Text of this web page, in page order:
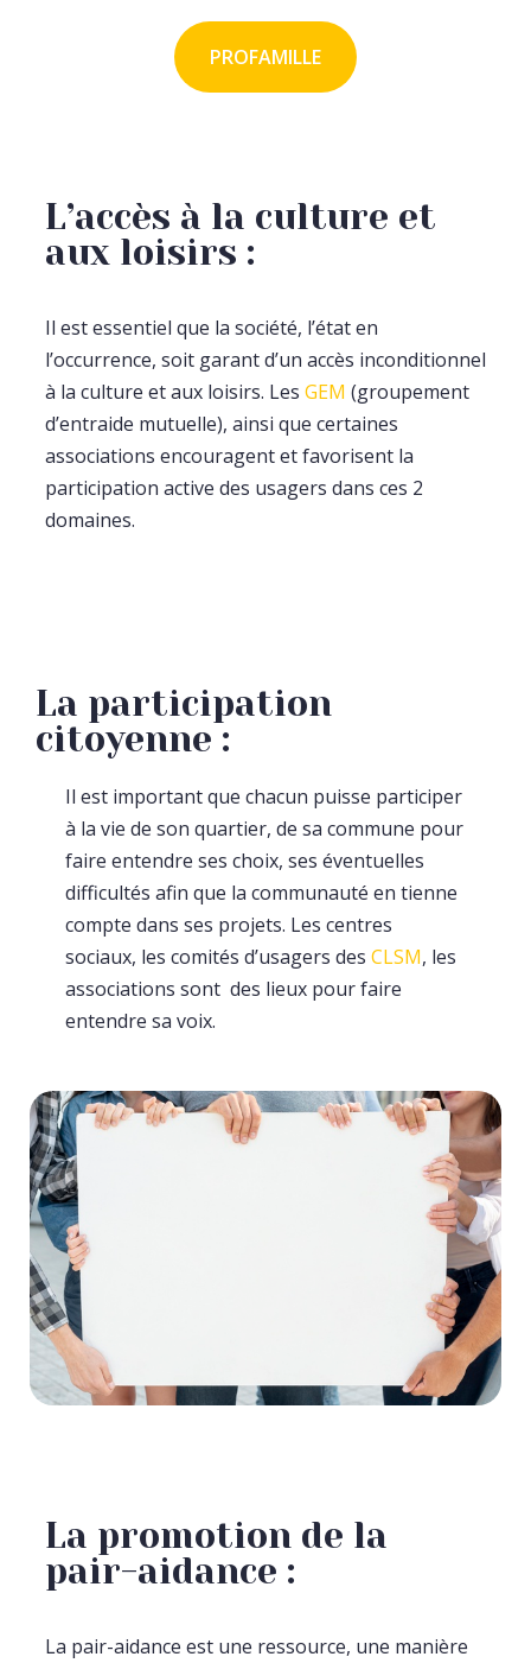
PROFAMILLE
L’accès à la culture et
aux loisirs :
Il est essentiel que la société, l’état en
l’occurrence, soit garant d’un accès inconditionnel
à la culture et aux loisirs. Les GEM (groupement
d’entraide mutuelle), ainsi que certaines
associations encouragent et favorisent la
participation active des usagers dans ces 2
domaines.
La participation
citoyenne :
Il est important que chacun puisse participer
à la vie de son quartier, de sa commune pour
faire entendre ses choix, ses éventuelles
difficultés afin que la communauté en tienne
compte dans ses projets. Les centres
sociaux, les comités d’usagers des CLSM, les
associations sont des lieux pour faire
entendre sa voix.
La promotion de la
pair-aidance :
La pair-aidance est une ressource, une manière